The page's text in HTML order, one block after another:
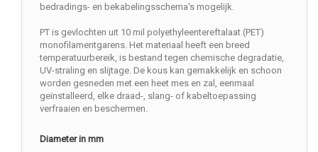
bedradings- en bekabelingsschema's mogelijk.
PT is gevlochten uit 10 mil polyethyleentereftalaat (PET)
monofilamentgarens. Het materiaal heeft een breed
temperatuurbereik, is bestand tegen chemische degradatie,
UV-straling en slijtage. De kous kan gemakkelijk en schoon
worden gesneden met een heet mes en zal, eenmaal
geïnstalleerd, elke draad-, slang- of kabeltoepassing
verfraaien en beschermen.
Diameter in mm